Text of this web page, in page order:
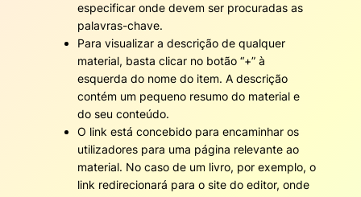
especificar onde devem ser procuradas as
palavras-chave.
Para visualizar a descrição de qualquer
material, basta clicar no botão “+” à
esquerda do nome do item. A descrição
contém um pequeno resumo do material e
do seu conteúdo.
O link está concebido para encaminhar os
utilizadores para uma página relevante ao
material. No caso de um livro, por exemplo, o
link redirecionará para o site do editor, onde